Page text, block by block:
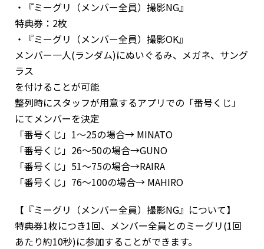
・『ミーグリ（メンバー全員）撮影NG』
特典券：2枚
・『ミーグリ（メンバー全員）撮影OK』
メンバー一人(ランダム)にぬいぐるみ、メガネ、サング
ラス
を付けることが可能
整列時にスタッフが用意するアプリでの「番号くじ」
にてメンバーを決定
「番号くじ」1～25の場合→ MINATO
「番号くじ」26～50の場合→GUNO
「番号くじ」51～75の場合→RAIRA
「番号くじ」76～100の場合→ MAHIRO
【『ミーグリ（メンバー全員）撮影NG』について】
特典券1枚につき1回、メンバー全員とのミーグリ(1回
あたり約10秒)に参加することができます。